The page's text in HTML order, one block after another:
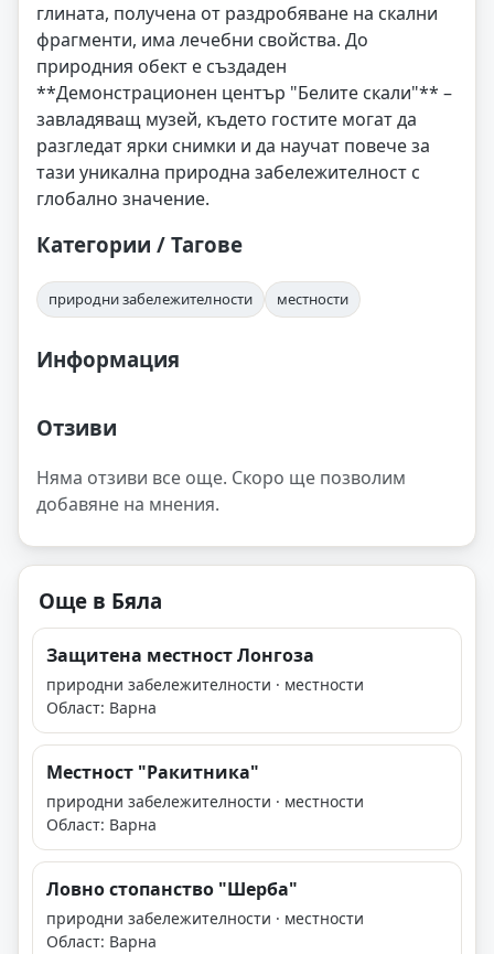
глината, получена от раздробяване на скални
фрагменти, има лечебни свойства. До
природния обект е създаден
**Демонстрационен център "Белите скали"** –
завладяващ музей, където гостите могат да
разгледат ярки снимки и да научат повече за
тази уникална природна забележителност с
глобално значение.
Категории / Тагове
природни забележителности местности
Информация
Отзиви
Няма отзиви все още. Скоро ще позволим
добавяне на мнения.
Още в Бяла
Защитена местност Лонгоза
природни забележителности · местности
Област: Варна
Местност "Ракитника"
природни забележителности · местности
Област: Варна
Ловно стопанство "Шерба"
природни забележителности · местности
Област: Варна